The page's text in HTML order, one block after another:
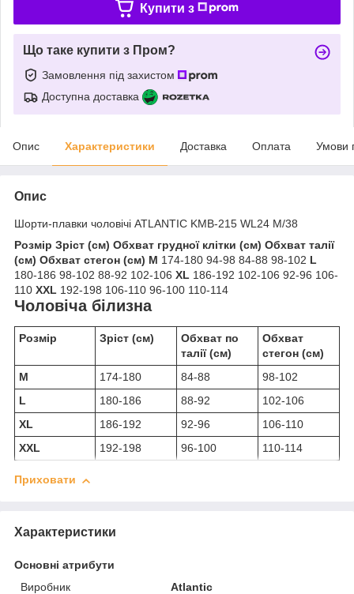
Купити з
Що таке купити з Пром?
Замовлення під захистом
Доступна доставка
Опис Характеристики Доставка Оплата Умови
Опис
Шорти-плавки чоловічі ATLANTIC KMB-215 WL24 М/38
Розмір Зріст (см) Обхват грудної клітки (см) Обхват талії
(см) Обхват стегон (см) M 174-180 94-98 84-88 98-102 L
180-186 98-102 88-92 102-106 XL 186-192 102-106 92-96 106-
110 XXL 192-198 106-110 96-100 110-114
Чоловіча білизна
Розмір Зріст (см)
Обхват по
талії (см)
Обхват
стегон (см)
M
174-180 84-88
98-102
L
180-186 88-92
102-106
XL
186-192 92-96
106-110
XXL
192-198 96-100 110-114
Приховати
Характеристики
Основні атрибути
Виробник
Atlantic